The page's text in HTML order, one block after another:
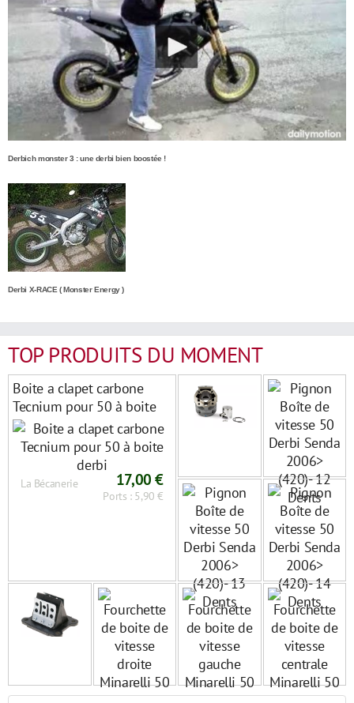
Derbich monster 3 : une derbi bien boostée !
Derbi X-RACE ( Monster Energy )
TOP PRODUITS DU MOMENT
Boite a clapet carbone
Tecnium pour 50 à boite
derbi
La Bécanerie 17,00 €
Ports : 5,90 €